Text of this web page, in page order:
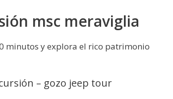
msc meraviglia
minutos y explora el rico patrimonio
– gozo jeep tour